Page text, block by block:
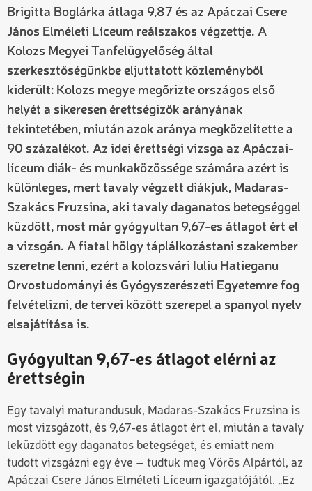
Brigitta Boglárka átlaga 9,87 és az Apáczai Csere
János Elméleti Líceum reálszakos végzettje. A
Kolozs Megyei Tanfelügyelőség által
szerkesztőségünkbe eljuttatott közleményből
kiderült: Kolozs megye megőrizte országos első
helyét a sikeresen érettségizők arányának
tekintetében, miután azok aránya megközelítette a
90 százalékot. Az idei érettségi vizsga az Apáczai-
líceum diák- és munkaközössége számára azért is
különleges, mert tavaly végzett diákjuk, Madaras-
Szakács Fruzsina, aki tavaly daganatos betegséggel
küzdött, most már gyógyultan 9,67-es átlagot ért el
a vizsgán. A fiatal hölgy táplálkozástani szakember
szeretne lenni, ezért a kolozsvári Iuliu Hatieganu
Orvostudományi és Gyógyszerészeti Egyetemre fog
felvételizni, de tervei között szerepel a spanyol nyelv
elsajátítása is.
Gyógyultan 9,67-es átlagot elérni az
érettségin
Egy tavalyi maturandusuk, Madaras-Szakács Fruzsina is
most vizsgázott, és 9,67-es átlagot ért el, miután a tavaly
leküzdött egy daganatos betegséget, és emiatt nem
tudott vizsgázni egy éve – tudtuk meg Vörös Alpártól, az
Apáczai Csere János Elméleti Líceum igazgatójától. „Ez